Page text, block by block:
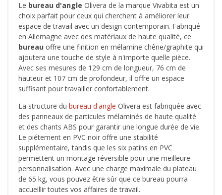
Le bureau d'angle Olivera de la marque Vivabita est un
choix parfait pour ceux qui cherchent à améliorer leur
espace de travail avec un design contemporain. Fabriqué
en Allemagne avec des matériaux de haute qualité, ce
bureau offre une finition en mélamine chêne/graphite qui
ajoutera une touche de style à n'importe quelle pièce.
Avec ses mesures de 129 cm de longueur, 76 cm de
hauteur et 107 cm de profondeur, il offre un espace
suffisant pour travailler confortablement.
La structure du bureau d'angle Olivera est fabriquée avec
des panneaux de particules mélaminés de haute qualité
et des chants ABS pour garantir une longue durée de vie.
Le piétement en PVC noir offre une stabilité
supplémentaire, tandis que les six patins en PVC
permettent un montage réversible pour une meilleure
personnalisation. Avec une charge maximale du plateau
de 65 kg, vous pouvez être sûr que ce bureau pourra
accueillir toutes vos affaires de travail.